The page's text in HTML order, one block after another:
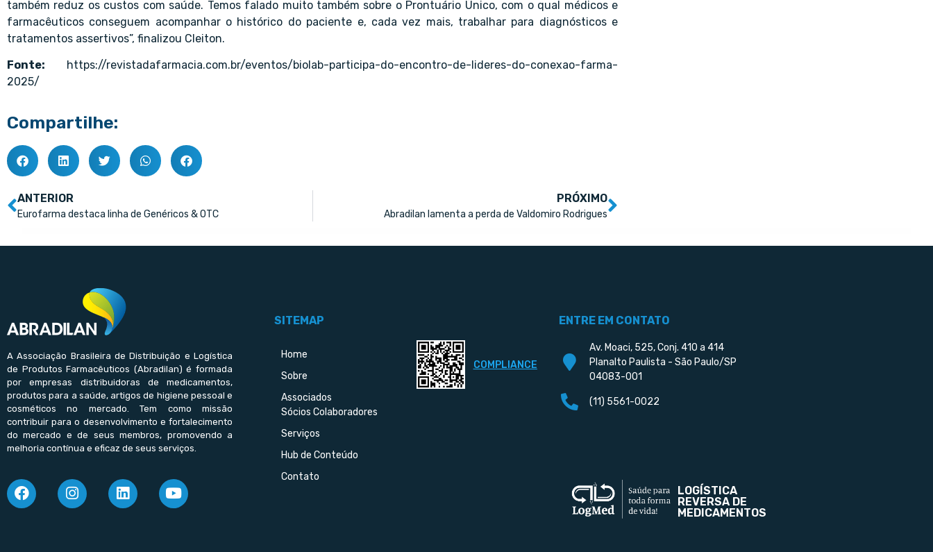
também reduz os custos com saúde. Temos falado muito também sobre o Prontuário Único, com o qual médicos e
farmacêuticos conseguem acompanhar o histórico do paciente e, cada vez mais, trabalhar para diagnósticos e
tratamentos assertivos”, finalizou Cleiton.
Fonte:
https://revistadafarmacia.com.br/eventos/biolab-participa-do-encontro-de-lideres-do-conexao-farma-
2025/
Compartilhe:
ANTERIOR
Eurofarma destaca linha de Genéricos & OTC
PRÓXIMO
Abradilan lamenta a perda de Valdomiro Rodrigues
A Associação Brasileira de Distribuição e Logística
de Produtos Farmacêuticos (Abradilan) é formada
por empresas distribuidoras de medicamentos,
produtos para a saúde, artigos de higiene pessoal e
cosméticos no mercado. Tem como missão
contribuir para o desenvolvimento e fortalecimento
do mercado e de seus membros, promovendo a
melhoria contínua e eficaz de seus serviços.
SITEMAP
Home
Sobre
Associados
Sócios Colaboradores
Serviços
Hub de Conteúdo
Contato
COMPLIANCE
ENTRE EM CONTATO
Av. Moaci, 525, Conj. 410 a 414
Planalto Paulista - São Paulo/SP
04083-001
(11) 5561-0022
LOGÍSTICA
REVERSA DE
MEDICAMENTOS